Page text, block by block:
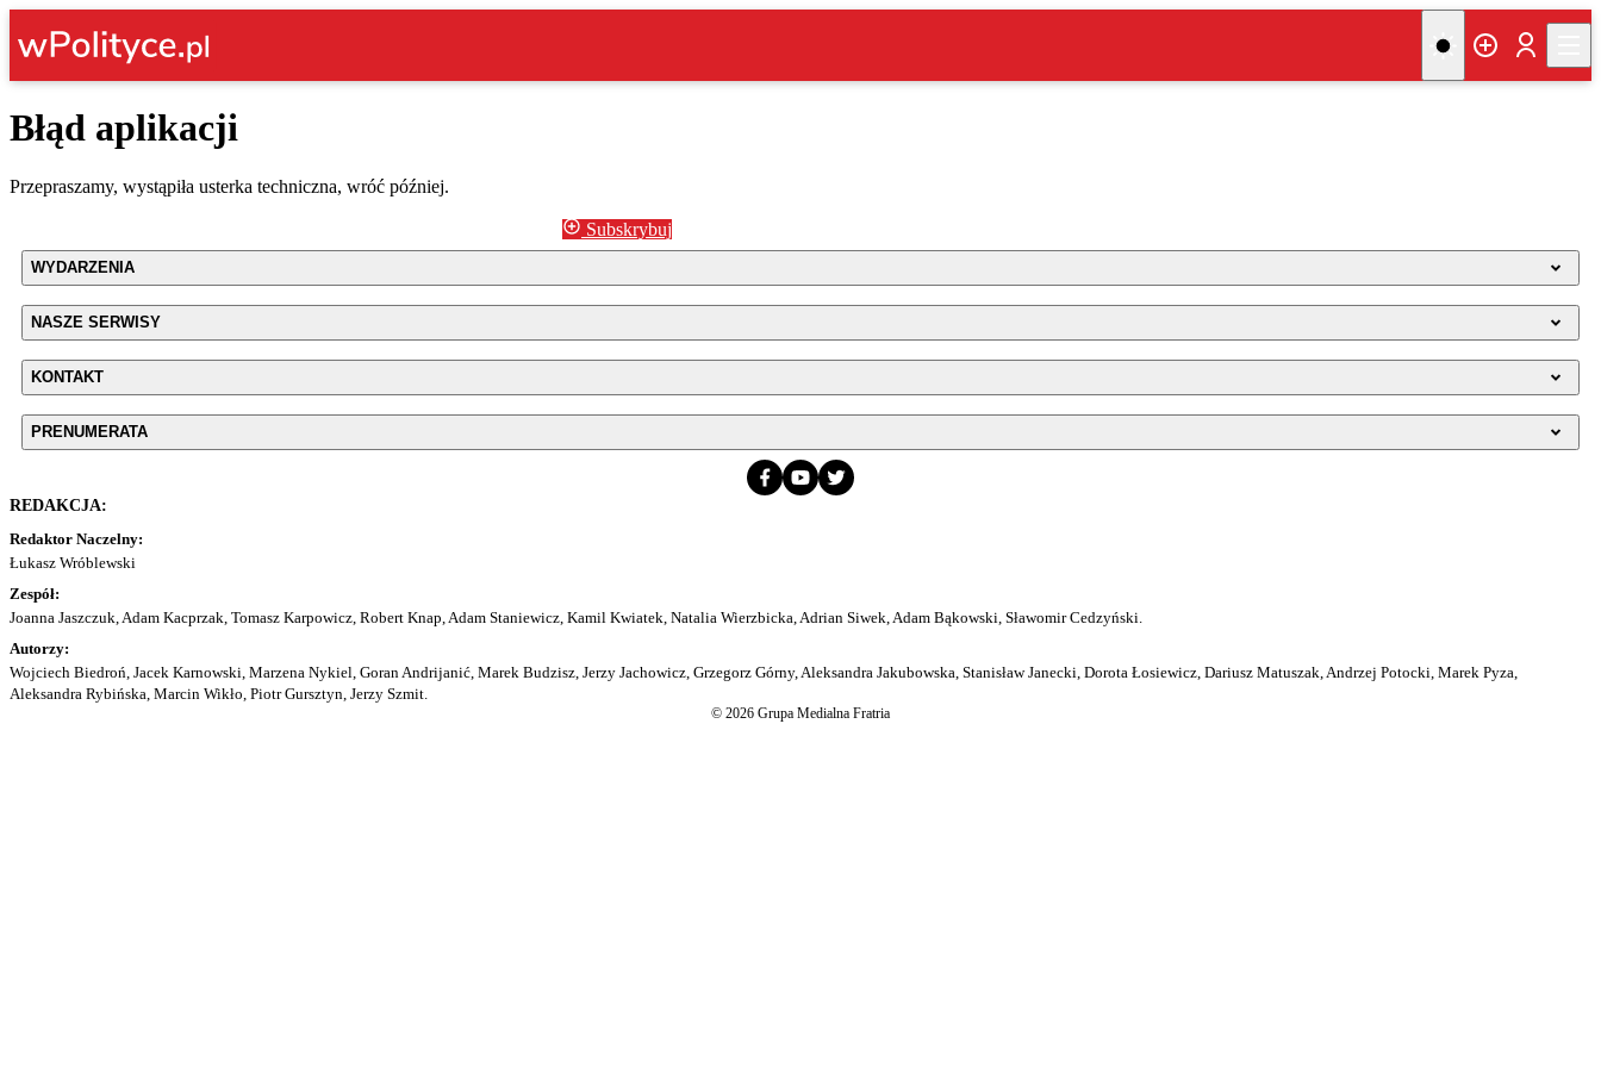
Błąd aplikacji
Przepraszamy, wystąpiła usterka techniczna, wróć później.
Subskrybuj
WYDARZENIA
NASZE SERWISY
KONTAKT
PRENUMERATA
REDAKCJA:
Redaktor Naczelny:
Łukasz Wróblewski
Zespół:
Joanna Jaszczuk, Adam Kacprzak, Tomasz Karpowicz, Robert Knap, Adam Staniewicz, Kamil Kwiatek, Natalia Wierzbicka, Adrian Siwek, Adam Bąkowski, Sławomir Cedzyński.
Autorzy:
Wojciech Biedroń, Jacek Karnowski, Marzena Nykiel, Goran Andrijanić, Marek Budzisz, Jerzy Jachowicz, Grzegorz Górny, Aleksandra Jakubowska, Stanisław Janecki, Dorota Łosiewicz, Dariusz Matuszak, Andrzej Potocki, Marek Pyza,
Aleksandra Rybińska, Marcin Wikło, Piotr Gursztyn, Jerzy Szmit.
© 2026 Grupa Medialna Fratria